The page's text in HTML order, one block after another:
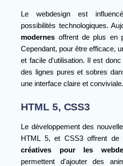
Le webdesign est
possibilités technologiques.
modernes offrent de plus en
Cependant, pour être efficace,
et facile d'utilisation. Il est
des lignes pures et sobres
une interface claire et conviviale.
HTML 5, CSS3
Le développement des
HTML 5, et CSS3 offrent de
créatives pour les
permettent d'ajouter des